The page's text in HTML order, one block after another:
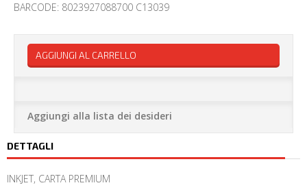
BARCODE: 8023927088700 C13039
AGGIUNGI AL CARRELLO
Aggiungi alla lista dei desideri
DETTAGLI
INKJET, CARTA PREMIUM